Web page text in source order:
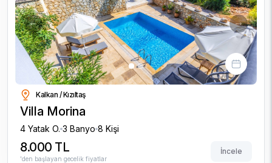
Previous Next
Kalkan / Kızıltaş
Villa Morina
4 Yatak O. 3 Banyo 8 Kişi
8.000 TL
'den başlayan gecelik fiyatlar
İncele